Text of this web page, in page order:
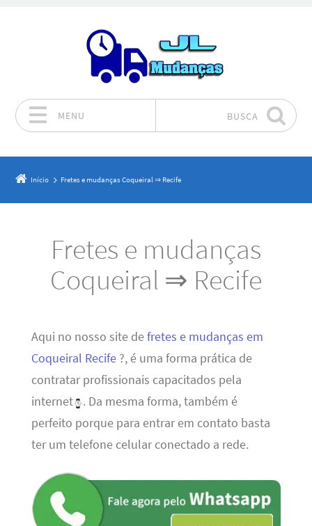
MENU BUSCA
Início Fretes e mudanças Coqueiral ⇒ Recife
Fretes e mudanças
Coqueiral ⇒ Recife
Aqui no nosso site defretes e mudanças em
Coqueiral Recife?, é uma forma prática de
contratar profissionais capacitados pela
internet
. Da mesma forma, também é
perfeito porque para entrar em contato basta
ter um telefone celular conectado a rede.